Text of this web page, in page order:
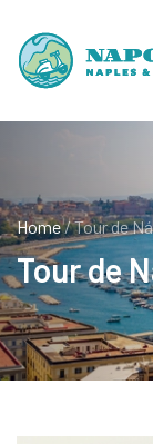
Home/ Tour de
Tour de